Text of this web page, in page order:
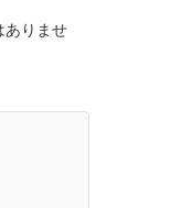
ありませ